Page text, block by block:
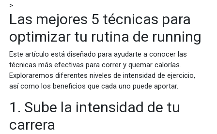
>
Las mejores 5 técnicas para
optimizar tu rutina de running
Este artículo está diseñado para ayudarte a conocer las
técnicas más efectivas para correr y quemar calorías.
Exploraremos diferentes niveles de intensidad de ejercicio,
así como los beneficios que cada uno puede aportar.
1. Sube la intensidad de tu
carrera